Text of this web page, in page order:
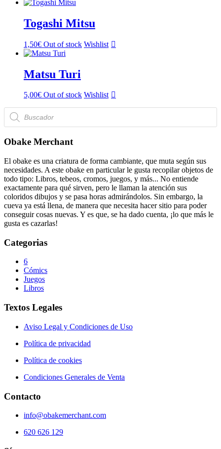
Togashi Mitsu
1,50€ Out of stock Wishlist
Matsu Turi
5,00€ Out of stock Wishlist
Búsqueda
de
productos
Obake Merchant
El obake es una criatura de forma cambiante, que muta según sus
necesidades. A este obake en particular le gusta recopilar objetos de
todo tipo: Libros, tebeos, cromos, juegos, y más... No entiende
exactamente para qué sirven, pero le llaman la atención sus
coloridos dibujos y se pasa horas admirándolos. Sin embargo, la
cueva ya está llena, de manera que necesita hacer sitio para poder
conseguir cosas nuevas. Y es que, se ha dado cuenta, ¡lo que más le
gusta es cazarlas!
Categorias
6
Cómics
Juegos
Libros
Textos Legales
Aviso Legal y Condiciones de Uso
Política de privacidad
Política de cookies
Condiciones Generales de Venta
Contacto
info@obakemerchant.com
620 626 129